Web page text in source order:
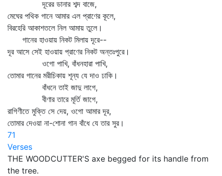
দূরের ডানার শব্দ বাজে,
মেঘের পথিক গানে আমার এল প্রাণের কূলে,
বিরহেরি আকাশতলে নিল আমায় তুলে।
গানের হাওয়ায় নিকট মিলায় দূরে--
দূর আসে সেই হাওয়ায় প্রাণের নিকট অন্তঃপুরে।
ওগো পাখি, বাঁধনহারা পাখি,
তোমার গানের মরীচিকায় শূন্য যে দাও ঢাকি।
বাঁধনে তাই জাদু লাগে,
বীণার তারে মূর্তি জাগে,
রাগিণীতে মুক্তি সে দেয়, ওগো আমার দূর,
তোমার দেওয়া না-শোনা গান বাঁধে যে তার সুর।
71
Verses
THE WOODCUTTER'S axe begged for its handle from
the tree.